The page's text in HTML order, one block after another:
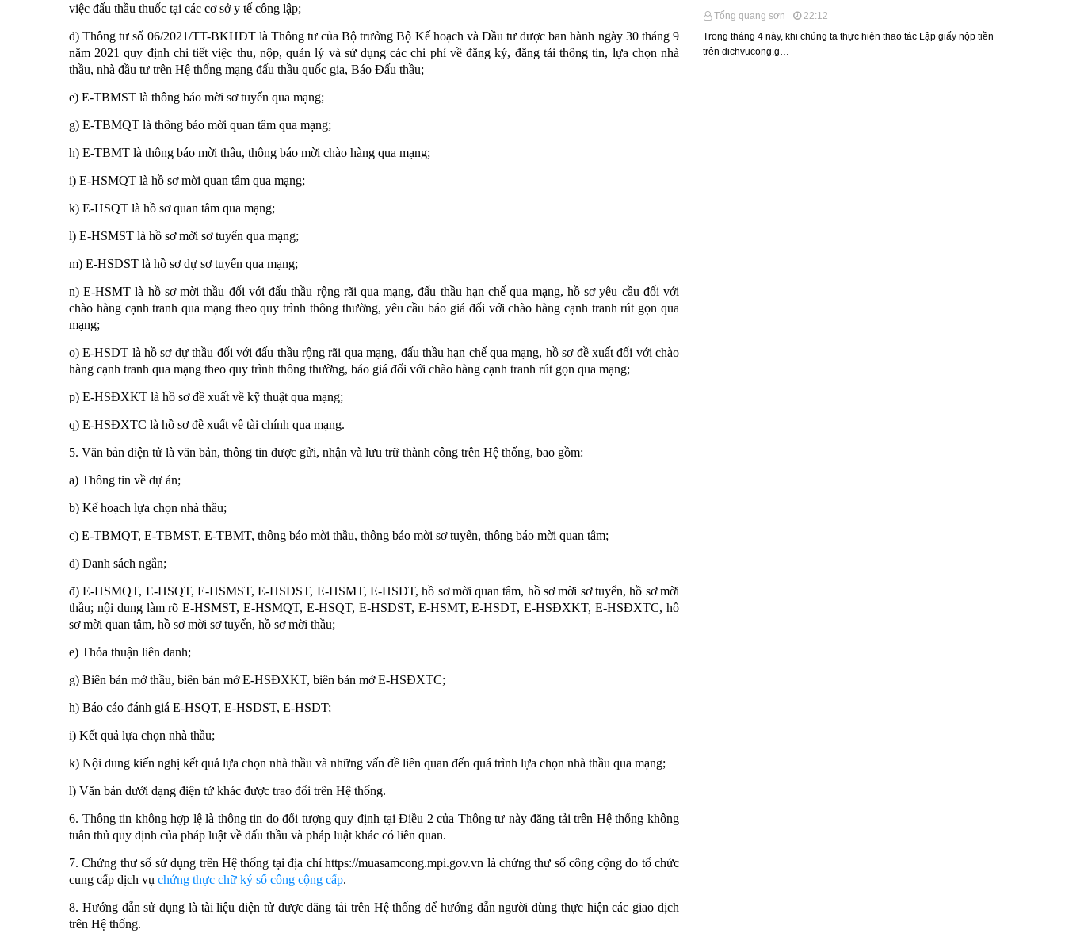
việc đấu thầu thuốc tại các cơ sở y tế công lập;
đ) Thông tư số 06/2021/TT-BKHĐT là Thông tư của Bộ trưởng Bộ Kế hoạch và Đầu tư được ban hành ngày 30 tháng 9
năm 2021 quy định chi tiết việc thu, nộp, quản lý và sử dụng các chi phí về đăng ký, đăng tải thông tin, lựa chọn nhà
thầu, nhà đầu tư trên Hệ thống mạng đấu thầu quốc gia, Báo Đấu thầu;
e) E-TBMST là thông báo mời sơ tuyển qua mạng;
g) E-TBMQT là thông báo mời quan tâm qua mạng;
h) E-TBMT là thông báo mời thầu, thông báo mời chào hàng qua mạng;
i) E-HSMQT là hồ sơ mời quan tâm qua mạng;
k) E-HSQT là hồ sơ quan tâm qua mạng;
l) E-HSMST là hồ sơ mời sơ tuyển qua mạng;
m) E-HSDST là hồ sơ dự sơ tuyển qua mạng;
n) E-HSMT là hồ sơ mời thầu đối với đấu thầu rộng rãi qua mạng, đấu thầu hạn chế qua mạng, hồ sơ yêu cầu đối với
chào hàng cạnh tranh qua mạng theo quy trình thông thường, yêu cầu báo giá đối với chào hàng cạnh tranh rút gọn qua
mạng;
o) E-HSDT là hồ sơ dự thầu đối với đấu thầu rộng rãi qua mạng, đấu thầu hạn chế qua mạng, hồ sơ đề xuất đối với chào
hàng cạnh tranh qua mạng theo quy trình thông thường, báo giá đối với chào hàng cạnh tranh rút gọn qua mạng;
p) E-HSĐXKT là hồ sơ đề xuất về kỹ thuật qua mạng;
q) E-HSĐXTC là hồ sơ đề xuất về tài chính qua mạng.
5. Văn bản điện tử là văn bản, thông tin được gửi, nhận và lưu trữ thành công trên Hệ thống, bao gồm:
a) Thông tin về dự án;
b) Kế hoạch lựa chọn nhà thầu;
c) E-TBMQT, E-TBMST, E-TBMT, thông báo mời thầu, thông báo mời sơ tuyển, thông báo mời quan tâm;
d) Danh sách ngắn;
đ) E-HSMQT, E-HSQT, E-HSMST, E-HSDST, E-HSMT, E-HSDT, hồ sơ mời quan tâm, hồ sơ mời sơ tuyển, hồ sơ mời
thầu; nội dung làm rõ E-HSMST, E-HSMQT, E-HSQT, E-HSDST, E-HSMT, E-HSDT, E-HSĐXKT, E-HSĐXTC, hồ
sơ mời quan tâm, hồ sơ mời sơ tuyển, hồ sơ mời thầu;
e) Thỏa thuận liên danh;
g) Biên bản mở thầu, biên bản mở E-HSĐXKT, biên bản mở E-HSĐXTC;
h) Báo cáo đánh giá E-HSQT, E-HSDST, E-HSDT;
i) Kết quả lựa chọn nhà thầu;
k) Nội dung kiến nghị kết quả lựa chọn nhà thầu và những vấn đề liên quan đến quá trình lựa chọn nhà thầu qua mạng;
l) Văn bản dưới dạng điện tử khác được trao đổi trên Hệ thống.
6. Thông tin không hợp lệ là thông tin do đối tượng quy định tại Điều 2 của Thông tư này đăng tải trên Hệ thống không
tuân thủ quy định của pháp luật về đấu thầu và pháp luật khác có liên quan.
7. Chứng thư số sử dụng trên Hệ thống tại địa chỉ https://muasamcong.mpi.gov.vn là chứng thư số công cộng do tổ chức
cung cấp dịch vụ chứng thực chữ ký số công cộng cấp.
8. Hướng dẫn sử dụng là tài liệu điện tử được đăng tải trên Hệ thống để hướng dẫn người dùng thực hiện các giao dịch
trên Hệ thống.
Tống quang sơn
22:12
Trong tháng 4 này, khi chúng ta thực hiện thao tác Lập giấy nộp tiền
trên dichvucong.g…